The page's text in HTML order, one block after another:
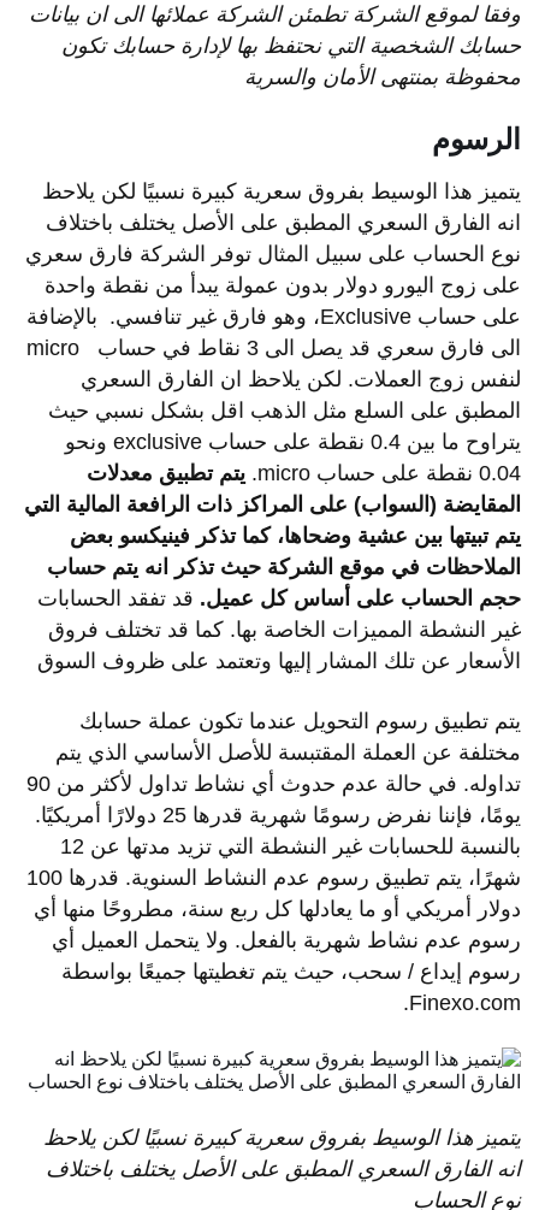
وفقا لموقع الشركة تطمئن الشركة عملائها الى ان بيانات
حسابك الشخصية التي نحتفظ بها لإدارة حسابك تكون
محفوظة بمنتهى الأمان والسرية
الرسوم
يتميز هذا الوسيط بفروق سعرية كبيرة نسبيًا لكن يلاحظ
انه الفارق السعري المطبق على الأصل يختلف باختلاف
نوع الحساب على سبيل المثال توفر الشركة فارق سعري
على زوج اليورو دولار بدون عمولة يبدأ من نقطة واحدة
على حساب Exclusive، وهو فارق غير تنافسي. بالإضافة
الى فارق سعري قد يصل الى 3 نقاط في حساب micro
لنفس زوج العملات. لكن يلاحظ ان الفارق السعري
المطبق على السلع مثل الذهب اقل بشكل نسبي حيث
يتراوح ما بين 0.4 نقطة على حساب exclusive ونحو
0.04 نقطة على حساب micro.
يتم تطبيق معدلات
المقايضة ( السواب) على المراكز ذات الرافعة المالية التي
يتم تبيتها بين عشية وضحاها، كما تذكر فينيكسو بعض
الملاحظات في موقع الشركة حيث تذكر انه يتم حساب
حجم الحساب على أساس كل عميل. قد تفقد الحسابات
غير النشطة المميزات الخاصة بها. كما قد تختلف فروق
الأسعار عن تلك المشار إليها وتعتمد على ظروف السوق
يتم تطبيق رسوم التحويل عندما تكون عملة حسابك
مختلفة عن العملة المقتبسة للأصل الأساسي الذي يتم
تداوله. في حالة عدم حدوث أي نشاط تداول لأكثر من 90
يومًا، فإننا نفرض رسومًا شهرية قدرها 25 دولارًا أمريكيًا.
بالنسبة للحسابات غير النشطة التي تزيد مدتها عن 12
شهرًا، يتم تطبيق رسوم عدم النشاط السنوية. قدرها 100
دولار أمريكي أو ما يعادلها كل ربع سنة، مطروحًا منها أي
رسوم عدم نشاط شهرية بالفعل. ولا يتحمل العميل أي
رسوم إيداع / سحب، حيث يتم تغطيتها جميعًا بواسطة
Finexo.com.
يتميز هذا الوسيط بفروق سعرية كبيرة نسبيًا لكن يلاحظ
انه الفارق السعري المطبق على الأصل يختلف باختلاف
نوع الحساب